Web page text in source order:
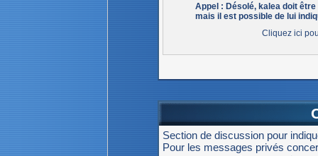
Appel : Désolé, kalea doit
mais il est possible de lui
Cliquez ici
Section de discussion pour
Pour les messages privés